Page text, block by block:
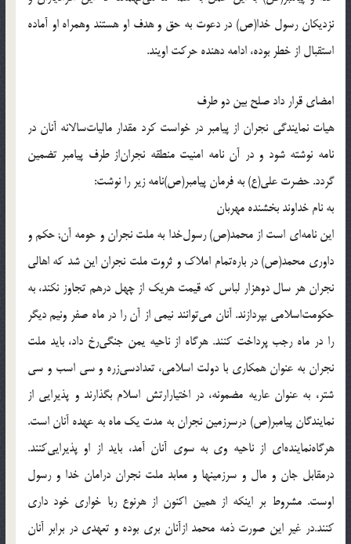
نزديكان رسول خدا(ص) در دعوت به حق و هدف او هستند وهمراه او آماده
استقبال از خطر بوده، ادامه دهنده حركت اويند.
امضاى قرار داد صلح بين دو طرف
هيات نمايندگى نجران از پيامبر در خواست كرد مقدار ماليات‌سالانه آنان در
نامه نوشته شود و در آن نامه امنيت منطقه نجران‌از طرف پيامبر تضمين
گردد. حضرت على(ع) به فرمان پيامبر(ص)نامه زير را نوشت:
به نام خداوند بخشنده مهربان
اين نامه‌اى است از محمد(ص) رسول‌خدا به ملت نجران و حومه آن; حكم و
داورى محمد(ص) در باره‌تمام املاك و ثروت ملت نجران اين شد كه اهالى
نجران هر سال دوهزار لباس كه قيمت هريك از چهل درهم تجاوز نكند، به
حكومت‌اسلامى بپردازند. آنان مى‌توانند نيمى از آن را در ماه صفر ونيم ديگر
را در ماه رجب پرداخت كنند. هرگاه از ناحيه يمن جنگى‌رخ داد، بايد ملت
نجران به عنوان همكارى با دولت اسلامى، تعدادسى‌زره و سى اسب و سى
شتر، به عنوان عاريه مضمونه، در اختيارارتش اسلام بگذارند و پذيرايى از
نمايندگان پيامبر(ص) درسرزمين نجران به مدت يك ماه به عهده آنان است.
هرگاه‌نماينده‌اى از ناحيه وى به سوى آنان آمد، بايد از او پذيرايى‌كنند.
درمقابل جان و مال و سرزمينها و معابد ملت نجران درامان خدا و رسول
اوست. مشروط بر اينكه از همين اكنون از هرنوع ربا خوارى خود دارى
كنند.در غير اين صورت ذمه محمد ازآنان برى بوده و تعهدى در برابر آنان